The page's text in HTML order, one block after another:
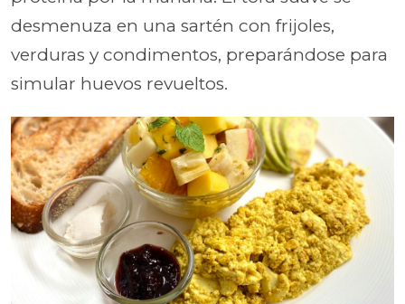
desmenuza en una sartén con frijoles,
verduras y condimentos, preparándose para
simular huevos revueltos.